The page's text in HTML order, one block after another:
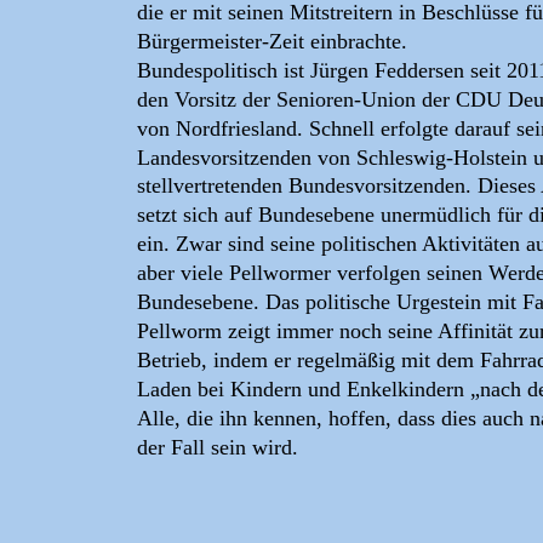
die er mit seinen Mitstreitern in Beschlüsse
Bürgermeister-Zeit einbrachte.
Bundespolitisch ist Jürgen Feddersen seit
den Vorsitz der Senioren-Union der CDU
von Nordfriesland. Schnell erfolgte darauf
Landesvorsitzenden von Schleswig-Holstein
stellvertretenden Bundesvorsitzenden.
setzt sich auf Bundesebene unermüdlich für
ein. Zwar sind seine politischen Aktivitäten
aber viele Pellwormer verfolgen seinen
Bundesebene. Das politische Urgestein mit
Pellworm zeigt immer noch seine Affinität
Betrieb, indem er regelmäßig mit dem
Laden bei Kindern und Enkelkindern „nach
Alle, die ihn kennen, hoffen, dass dies auch
der Fall sein wird.